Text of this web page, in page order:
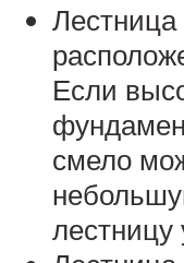
Лестница
Если
смело
лестницу